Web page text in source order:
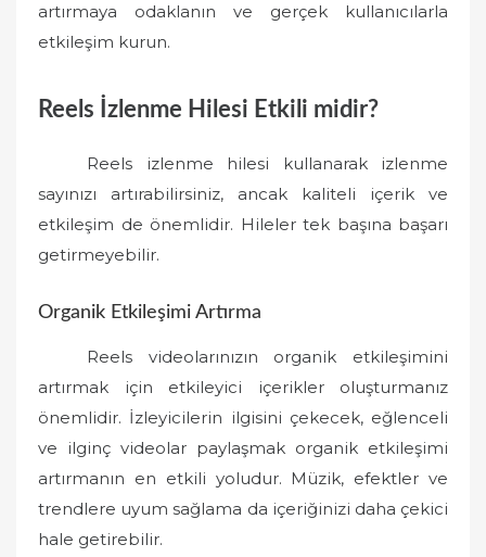
artırmaya odaklanın ve gerçek kullanıcılarla
etkileşim kurun.
Reels İzlenme Hilesi Etkili midir?
Reels izlenme hilesi kullanarak izlenme
sayınızı artırabilirsiniz, ancak kaliteli içerik ve
etkileşim de önemlidir. Hileler tek başına başarı
getirmeyebilir.
Organik Etkileşimi Artırma
Reels videolarınızın organik etkileşimini
artırmak için etkileyici içerikler oluşturmanız
önemlidir. İzleyicilerin ilgisini çekecek, eğlenceli
ve ilginç videolar paylaşmak organik etkileşimi
artırmanın en etkili yoludur. Müzik, efektler ve
trendlere uyum sağlama da içeriğinizi daha çekici
hale getirebilir.